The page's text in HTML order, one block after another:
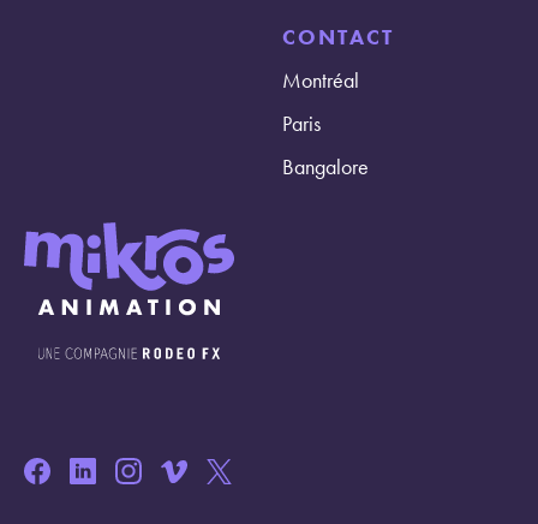
CONTACT
Montréal
Paris
Bangalore